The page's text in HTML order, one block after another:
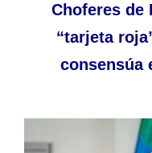
Choferes de
“tarjeta
consensúa